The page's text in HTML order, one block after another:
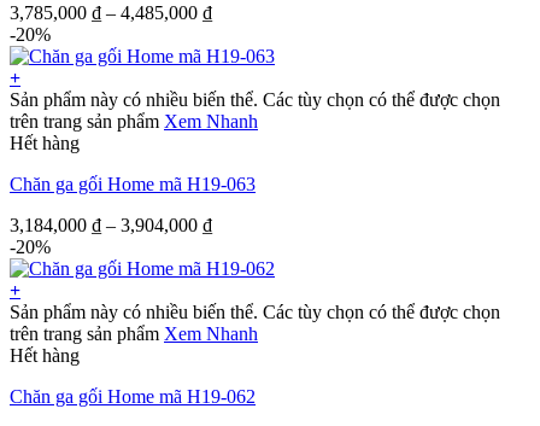
3,785,000 ₫ – 4,485,000 ₫
-20%
+
Sản phẩm này có nhiều biến thể. Các tùy chọn có thể được chọn
trên trang sản phẩm Xem Nhanh
Hết hàng
Chăn ga gối Home mã H19-063
3,184,000 ₫ – 3,904,000 ₫
-20%
+
Sản phẩm này có nhiều biến thể. Các tùy chọn có thể được chọn
trên trang sản phẩm Xem Nhanh
Hết hàng
Chăn ga gối Home mã H19-062